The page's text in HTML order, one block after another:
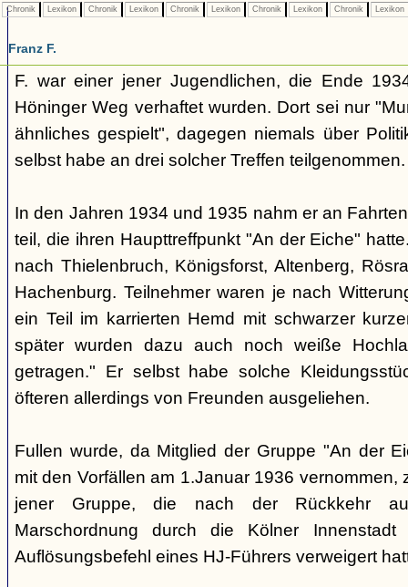
Chronik Lexikon Chronik Lexikon Chronik Lexikon Chronik Lexikon Chronik Lexikon
Franz F.
F. war einer jener Jugendlichen, die Ende
Höninger Weg verhaftet wurden. Dort sei nur
ähnliches gespielt", dagegen niemals über
selbst habe an drei solcher Treffen teilgenommen.
In den Jahren 1934 und 1935 nahm er an
teil, die ihren Haupttreffpunkt "An der Eiche"
nach Thielenbruch, Königsforst, Altenberg,
Hachenburg. Teilnehmer waren je nach
ein Teil im karrierten Hemd mit schwarzer
später wurden dazu auch noch weiße
getragen." Er selbst habe solche
öfteren allerdings von Freunden ausgeliehen.
Fullen wurde, da Mitglied der Gruppe "An der
mit den Vorfällen am 1.Januar 1936 vernommen,
jener Gruppe, die nach der Rückkehr
Marschordnung durch die Kölner
Auflösungsbefehl eines HJ-Führers verweigert